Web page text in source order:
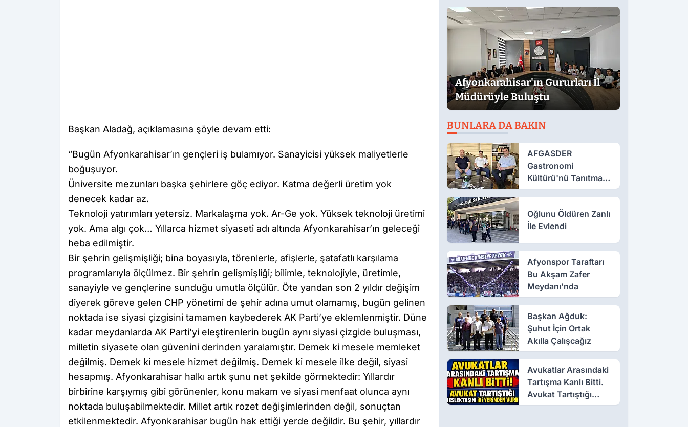
Başkan Aladağ, açıklamasına şöyle devam etti:
“Bugün Afyonkarahisar’ın gençleri iş bulamıyor. Sanayicisi yüksek maliyetlerle
boğuşuyor.
Üniversite mezunları başka şehirlere göç ediyor. Katma değerli üretim yok
denecek kadar az.
Teknoloji yatırımları yetersiz. Markalaşma yok. Ar-Ge yok. Yüksek teknoloji üretimi
yok. Ama algı çok… Yıllarca hizmet siyaseti adı altında Afyonkarahisar’ın geleceği
heba edilmiştir.
Bir şehrin gelişmişliği; bina boyasıyla, törenlerle, afişlerle, şatafatlı karşılama
programlarıyla ölçülmez. Bir şehrin gelişmişliği; bilimle, teknolojiyle, üretimle,
sanayiyle ve gençlerine sunduğu umutla ölçülür. Öte yandan son 2 yıldır değişim
diyerek göreve gelen CHP yönetimi de şehir adına umut olamamış, bugün gelinen
noktada ise siyasi çizgisini tamamen kaybederek AK Parti’ye eklemlenmiştir. Düne
kadar meydanlarda AK Parti’yi eleştirenlerin bugün aynı siyasi çizgide buluşması,
milletin siyasete olan güvenini derinden yaralamıştır. Demek ki mesele memleket
değilmiş. Demek ki mesele hizmet değilmiş. Demek ki mesele ilke değil, siyasi
hesapmış. Afyonkarahisar halkı artık şunu net şekilde görmektedir: Yıllardır
birbirine karşıymış gibi görünenler, konu makam ve siyasi menfaat olunca aynı
noktada buluşabilmektedir. Millet artık rozet değişimlerinden değil, sonuçtan
etkilenmektedir. Afyonkarahisar bugün hak ettiği yerde değildir. Bu şehir, yıllardır
Afyonkarahisar'ın Gururları İl
Müdürüyle Buluştu
BUNLARA DA BAKIN
AFGASDER
Gastronomi
Kültürü'nü Tanıtmak
İçin Çalışıyor
Oğlunu Öldüren Zanlı
İle Evlendi
Afyonspor Taraftarı
Bu Akşam Zafer
Meydanı’nda
Başkan Ağduk:
Şuhut İçin Ortak
Akılla Çalışcağız
Avukatlar Arasındaki
Tartışma Kanlı Bitti.
Avukat Tartıştığı
Meslektaşını İki